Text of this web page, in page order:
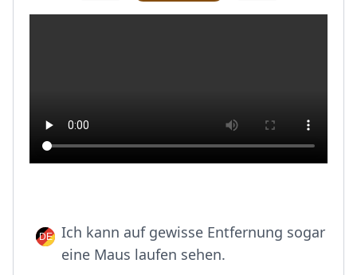
Ich kann auf gewisse Entfernung sogar
eine Maus laufen sehen.